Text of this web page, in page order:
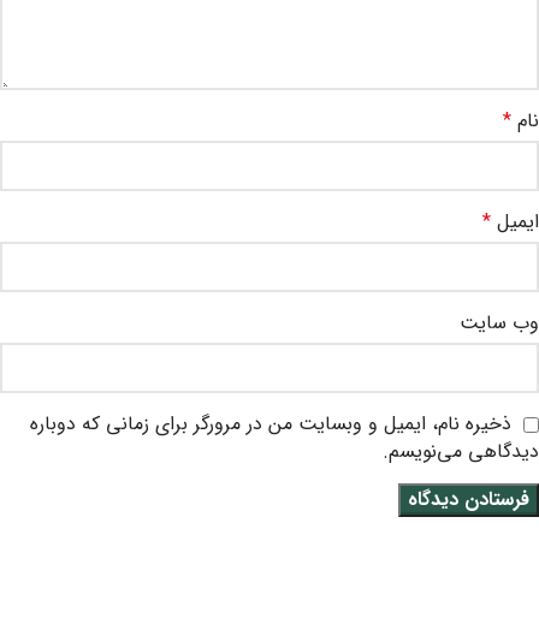
نام *
ایمیل *
وب‌ سایت
ذخیره نام، ایمیل و وبسایت من در مرورگر برای زمانی که دوباره
دیدگاهی می‌نویسم.